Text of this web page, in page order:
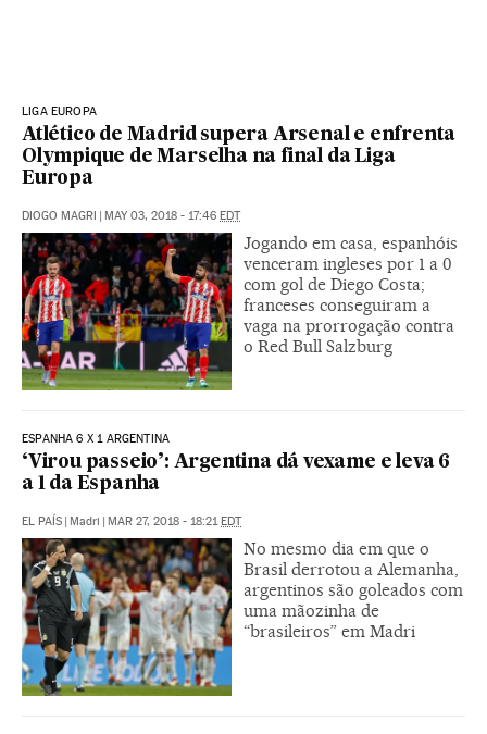
LIGA EUROPA
Atlético de Madrid supera Arsenal e enfrenta
Olympique de Marselha na final da Liga
Europa
DIOGO MAGRI | MAY 03, 2018 - 17:46 EDT
Jogando em casa, espanhóis
venceram ingleses por 1 a 0
com gol de Diego Costa;
franceses conseguiram a
vaga na prorrogação contra
o Red Bull Salzburg
ESPANHA 6 X 1 ARGENTINA
‘Virou passeio’: Argentina dá vexame e leva 6
a 1 da Espanha
EL PAÍS | Madri | MAR 27, 2018 - 18:21EDT
No mesmo dia em que o
Brasil derrotou a Alemanha,
argentinos são goleados com
uma mãozinha de
“brasileiros” em Madri